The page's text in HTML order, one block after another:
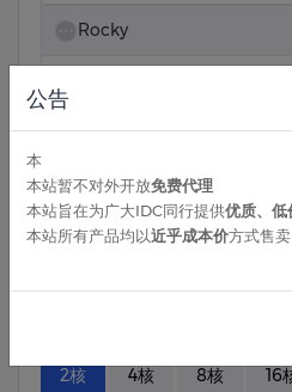
Rocky
TencentOS-Server
2核 4核 8核 16
公告
本
本站暂不对外开放免费代理
本站旨在为广大IDC同行提供优质、低
本站所有产品均以近乎成本价方式售卖